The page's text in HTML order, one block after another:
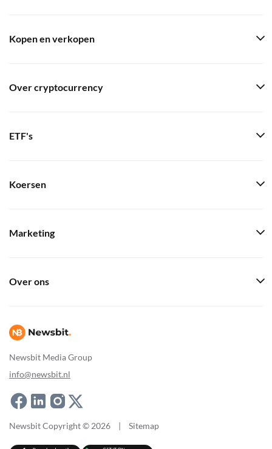
Newsbit Media Group
info@newsbit.nl
Kopen en verkopen
Over cryptocurrency
ETF's
Koersen
Marketing
Over ons
Newsbit Copyright © 2026 | Sitemap